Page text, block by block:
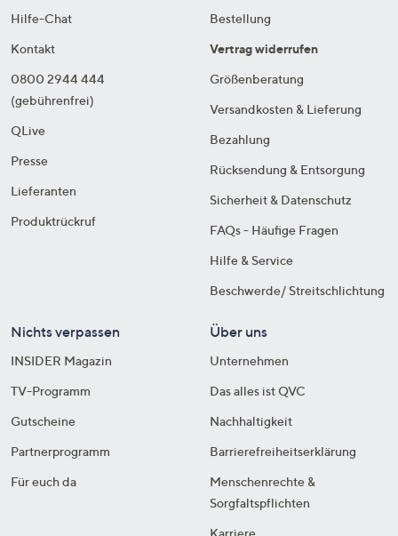
Hilfe-Chat
Kontakt
0800 2944 444
(gebührenfrei)
QLive
Presse
Lieferanten
Produktrückruf
Bestellung
Vertrag widerrufen
Größenberatung
Versandkosten & Lieferung
Bezahlung
Rücksendung & Entsorgung
Sicherheit & Datenschutz
FAQs - Häufige Fragen
Hilfe & Service
Beschwerde/ Streitschlichtung
Nichts verpassen
INSIDER Magazin
TV-Programm
Gutscheine
Partnerprogramm
Für euch da
Über uns
Unternehmen
Das alles ist QVC
Nachhaltigkeit
Barrierefreiheitserklärung
Menschenrechte &
Sorgfaltspflichten